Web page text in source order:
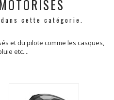
cette catégorie.
et du pilote comme les casques,
etc....